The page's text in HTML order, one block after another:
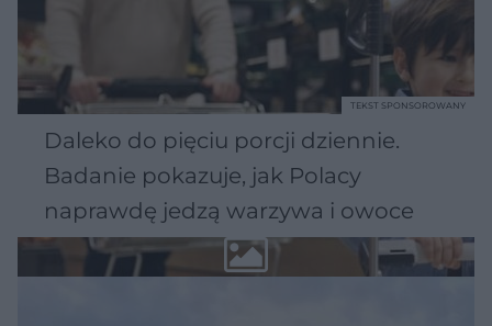
Daleko do pięciu porcji dziennie.
Badanie pokazuje, jak Polacy
naprawdę jedzą warzywa i owoce
TEKST SPONSOROWANY